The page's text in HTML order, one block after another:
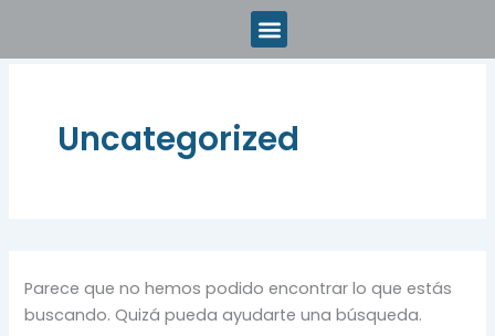
contenido
Uncategorized
Parece que no hemos podido encontrar lo que estás
buscando. Quizá pueda ayudarte una búsqueda.